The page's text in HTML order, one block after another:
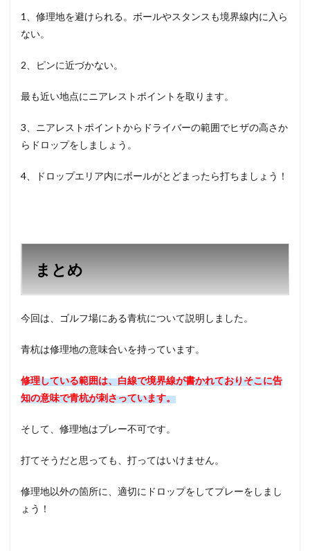
1、修理地を避けられる。ボールやスタンスも境界線内に入ら
ない。
2、ピンに近づかない。
最も近い地点にニアレストポイントを取ります。
3、ニアレストポイントからドライバーの範囲でヒザの高さか
らドロップをしましょう。
4、ドロップエリア内にボールがとどまったら打ちましょう！
まとめ
今回は、ゴルフ場にある青杭について説明しました。
青杭は修理地の意味合いを持っています。
修理している範囲は、白線で境界線が書かれておりそこに告
知の意味で青杭が刺さっています。
そして、修理地はプレー不可です。
打てそうだと思っても、打ってはいけません。
修理地以外の箇所に、適切にドロップをしてプレーをしまし
ょう！